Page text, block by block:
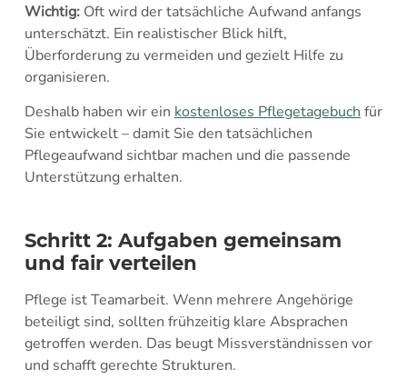
Wichtig:Oft wird der tatsächliche Aufwand anfangs
unterschätzt. Ein realistischer Blick hilft,
Überforderung zu vermeiden und gezielt Hilfe zu
organisieren.
Deshalb haben wir ein kostenloses Pflegetagebuch für
Sie entwickelt – damit Sie den tatsächlichen
Pflegeaufwand sichtbar machen und die passende
Unterstützung erhalten.
Schritt 2: Aufgaben gemeinsam
und fair verteilen
Pflege ist Teamarbeit. Wenn mehrere Angehörige
beteiligt sind, sollten frühzeitig klare Absprachen
getroffen werden. Das beugt Missverständnissen vor
und schafft gerechte Strukturen.